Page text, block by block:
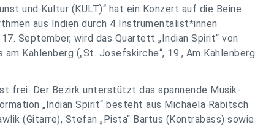
und Kultur (KULT)“ hat ein Konzert auf die Beine
aus Indien durch 4 Instrumentalist*innen
September, wird das Quartett „Indian Spirit“ von
Kahlenberg („St. Josefskirche“, 19., Am Kahlenberg
frei. Der Bezirk unterstützt das spannende Musik-
„Indian Spirit“ besteht aus Michaela Rabitsch
(Gitarre), Stefan „Pista“ Bartus (Kontrabass) sowie